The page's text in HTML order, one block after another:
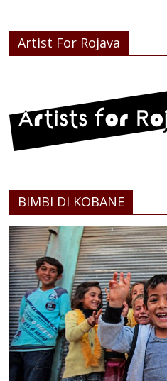
Artist For Rojava
BIMBI DI KOBANE